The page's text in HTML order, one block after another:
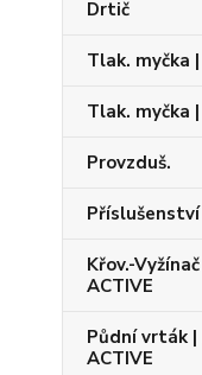
Drtič
Tlak. myčka |
Tlak. myčka
Provzduš.
Příslušenství
Křov.-
ACTIVE
Půdní vrták
ACTIVE